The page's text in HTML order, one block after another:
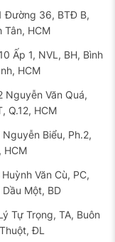
tìm mua được
lý bán hàng để
trọng.
sẽ cung
quy Sebang,
trên thị
hãng, chất
khách hàng.
tư vấn và hỗ
cho xe của bạn
Đường 36, BTĐ B,
Tân, HCM
Ấp 1, NVL, BH, Bình
HCM
Nguyễn Văn Quá,
Q.12, HCM
Nguyễn Biểu, Ph.2,
HCM
Huỳnh Văn Cù, PC,
Dầu Một, BD
Tự Trọng, TA, Buôn
ĐL